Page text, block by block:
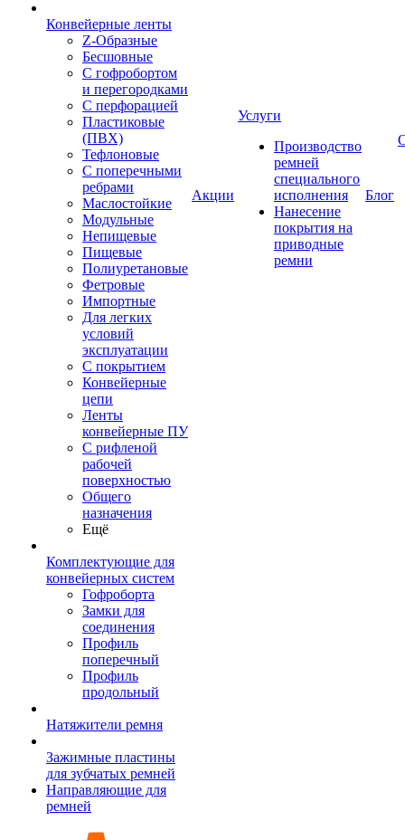
Конвейерные ленты
Z-Образные
Бесшовные
С гофробортом
и перегородками
С перфорацией
Пластиковые
(ПВХ)
Тефлоновые
С поперечными
ребрами
Маслостойкие
Модульные
Непищевые
Пищевые
Полиуретановые
Фетровые
Импортные
Для легких
условий
эксплуатации
С покрытием
Конвейерные
цепи
Ленты
конвейерные ПУ
С рифленой
рабочей
поверхностью
Общего
назначения
Ещё
Комплектующие для
конвейерных систем
Гофроборта
Замки для
соединения
Профиль
поперечный
Профиль
продольный
Натяжители ремня
Зажимные пластины
для зубчатых ремней
Направляющие для
ремней
Акции
Услуги
Производство
ремней
специального
исполнения
Нанесение
покрытия на
приводные
ремни
Блог